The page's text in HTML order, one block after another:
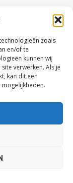
zoals
en/of te
kunnen wij
verwerken. Als je
kan dit een
GOED IDEE